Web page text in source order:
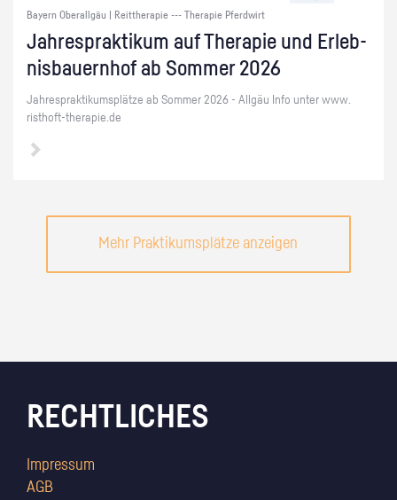
Bayern Oberallgäu | Reittherapie --- Therapie Pferdwirt
Jah­resprak­ti­kum auf The­ra­pie und Er­leb­
nis­bau­ern­hof ab Som­mer 2026
Jah­resprak­ti­kums­plät­ze ab Som­mer 2026 - All­gäu Info unter www.​
risthoft-​therapie.​de
Mehr Praktikumsplätze anzeigen
RECHTLICHES
Impressum
AGB